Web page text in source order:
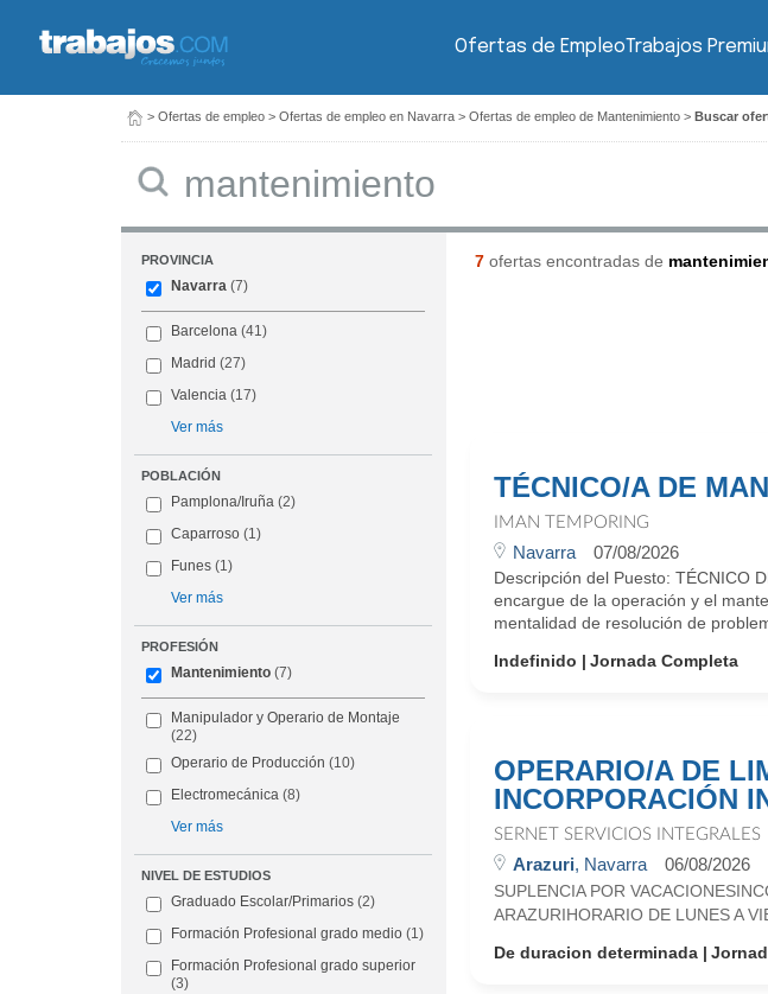
Ofertas de EmpleoTrabajos
> Ofertas de empleo > Ofertas de empleo en Navarra > Ofertas de empleo de Mantenimiento > Buscar
PROVINCIA
Navarra (7)
Barcelona (41)
Madrid (27)
Valencia (17)
Ver más
POBLACIÓN
Pamplona/Iruña (2)
Caparroso (1)
Funes (1)
Ver más
PROFESIÓN
Mantenimiento (7)
Manipulador y Operario de Montaje
(22)
Operario de Producción (10)
Electromecánica (8)
Ver más
NIVEL DE ESTUDIOS
Graduado Escolar/Primarios (2)
Formación Profesional grado medio (1)
Formación Profesional grado superior
(3)
7ofertas encontradas de
TÉCNICO/A DE
IMAN TEMPORING
Navarra 07/08/2026
Descripción del Puesto: TÉCNICO
encargue de la operación y el
mentalidad de resolución de
Indefinido
Jornada Completa
OPERARIO/A DE
INCORPORACIÓN
SERNET SERVICIOS INTEGRALES
Arazuri, Navarra 06/08/2026
SUPLENCIA POR
ARAZURIHORARIO DE LUNES A
De duracion determinada